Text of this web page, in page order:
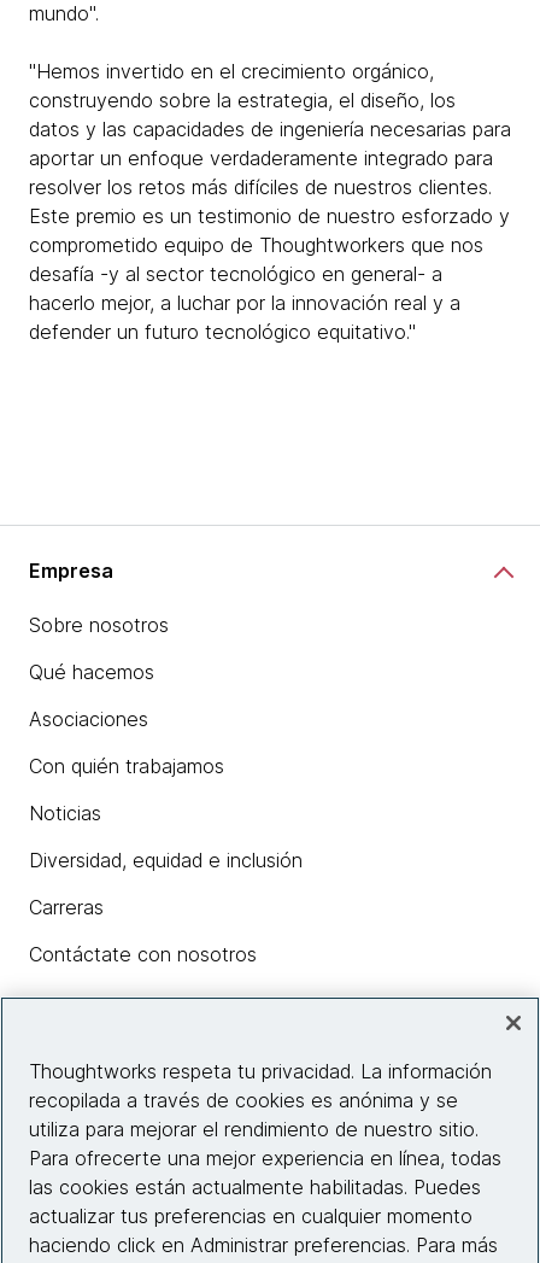
mundo".
"Hemos invertido en el crecimiento orgánico,
construyendo sobre la estrategia, el diseño, los
datos y las capacidades de ingeniería necesarias para
aportar un enfoque verdaderamente integrado para
resolver los retos más difíciles de nuestros clientes.
Este premio es un testimonio de nuestro esforzado y
comprometido equipo de Thoughtworkers que nos
desafía -y al sector tecnológico en general- a
hacerlo mejor, a luchar por la innovación real y a
defender un futuro tecnológico equitativo."
Empresa
Sobre nosotros
Qué hacemos
Asociaciones
Con quién trabajamos
Noticias
Diversidad, equidad e inclusión
Carreras
Contáctate con nosotros
Información del sitio web
Conecta con nosotros
Thoughtworks respeta tu privacidad. La información
recopilada a través de cookies es anónima y se
utiliza para mejorar el rendimiento de nuestro sitio.
Para ofrecerte una mejor experiencia en línea, todas
las cookies están actualmente habilitadas. Puedes
actualizar tus preferencias en cualquier momento
haciendo click en Administrar preferencias. Para más